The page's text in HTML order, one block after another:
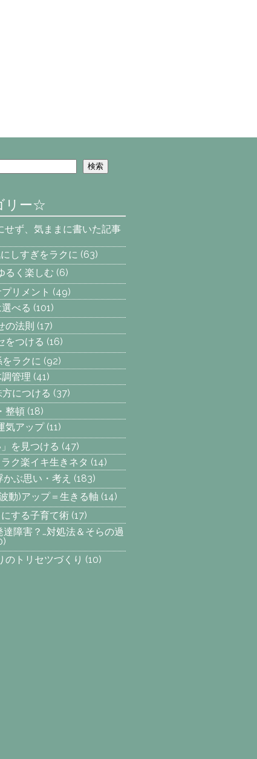
検索
リー☆
せず、気ままに書いた記事
しすぎをラクに (63)
るく楽しむ (6)
リメント (49)
べる (101)
の法則 (17)
をつける (16)
ラクに (92)
管理 (41)
につける (37)
整頓(18)
気アップ(11)
を見つける (47)
ク楽イキ生きネタ (14)
ぶ思い・考え (183)
動)アップ＝生きる軸 (14)
する子育て術 (17)
達障害？…対処法＆そらの過
のトリセツづくり (10)